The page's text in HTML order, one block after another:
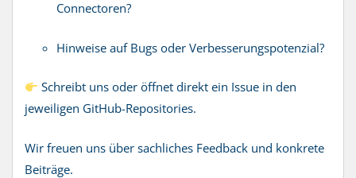
Connectoren?
Hinweise auf Bugs oder Verbesserungspotenzial?
Schreibt uns oder öffnet direkt ein Issue in den
jeweiligen GitHub-Repositories.
Wir freuen uns über sachliches Feedback und konkrete
Beiträge.